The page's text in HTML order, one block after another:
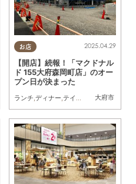
リニューアル,家族,おひとりさま
お店
大府市
2025.04.29
【開店】続報！「マクドナル
ド 155大府森岡町店」のオー
プン日が決まった
ランチ,ディナー,テイクアウト ,開店